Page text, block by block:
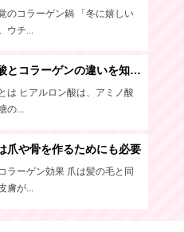
のコラーゲン鍋 「冬に嬉しい
ウチ...
ヒアルロン酸とコラーゲンの違いを知っている？
は ヒアルロン酸は、アミノ酸
の...
爪や骨を作るためにも必要
ラーゲン効果 爪は髪の毛と同
膚が...